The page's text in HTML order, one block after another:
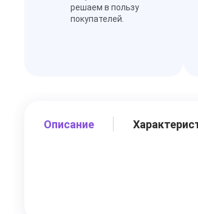
решаем в пользу
покупателей.
Описание